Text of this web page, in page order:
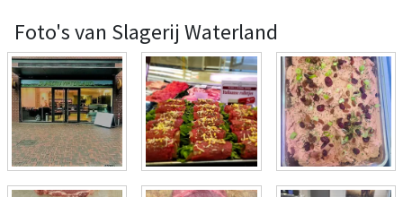
Foto's van Slagerij Waterland